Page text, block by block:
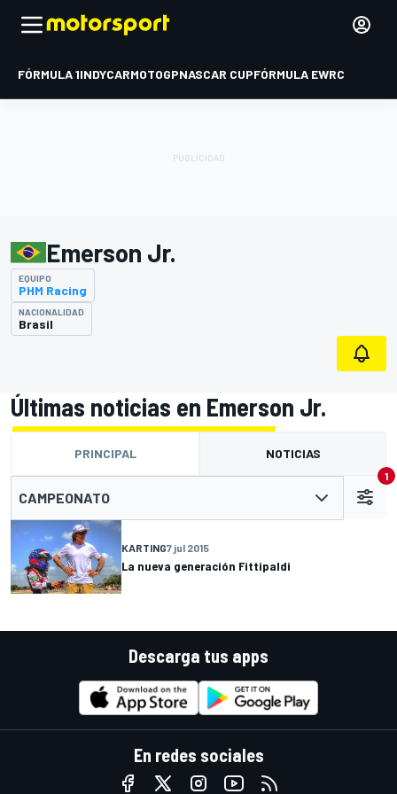
FÓRMULA 1INDYCARMOTOGPNASCAR CUPFÓRMULA EWRC
Emerson Jr.
EQUIPO
PHM Racing
NACIONALIDAD
Brasil
Últimas noticias en Emerson Jr.
PRINCIPAL NOTICIAS
CAMPEONATO
1
KARTING7 jul 2015
La nueva generación Fittipaldi
Descarga tus apps
En redes sociales